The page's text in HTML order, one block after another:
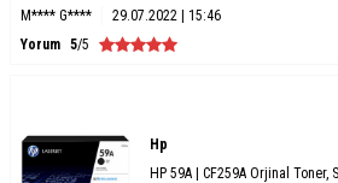
M**** G****
29.07.2022 | 15:46
Yorum 5/5
Hp
HP 59A | CF259A Orjinal Toner,